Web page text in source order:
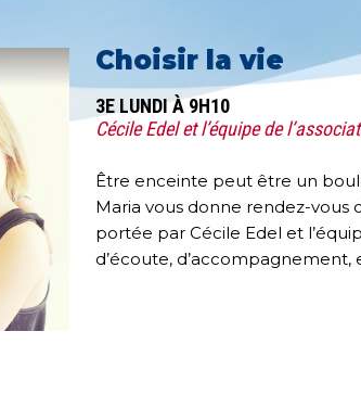
Choisir la vie
3E LUNDI À 9H10
Cécile Edel et l’équipe de
Être enceinte peut être un
Maria vous donne rendez-vous
portée par Cécile Edel et
d’écoute, d’accompagnement,